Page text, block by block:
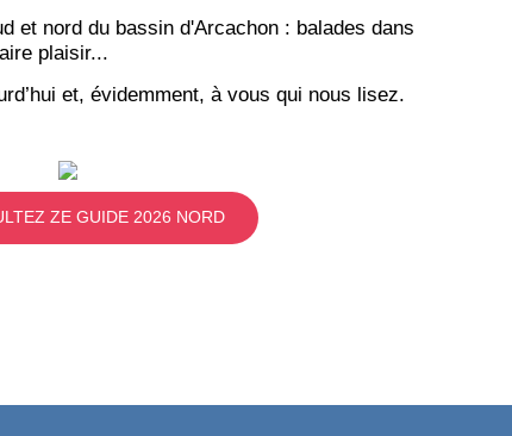
et nord du bassin d'Arcachon : balades dans
plaisir...
et, évidemment, à vous qui nous lisez.
ZE GUIDE 2026 NORD